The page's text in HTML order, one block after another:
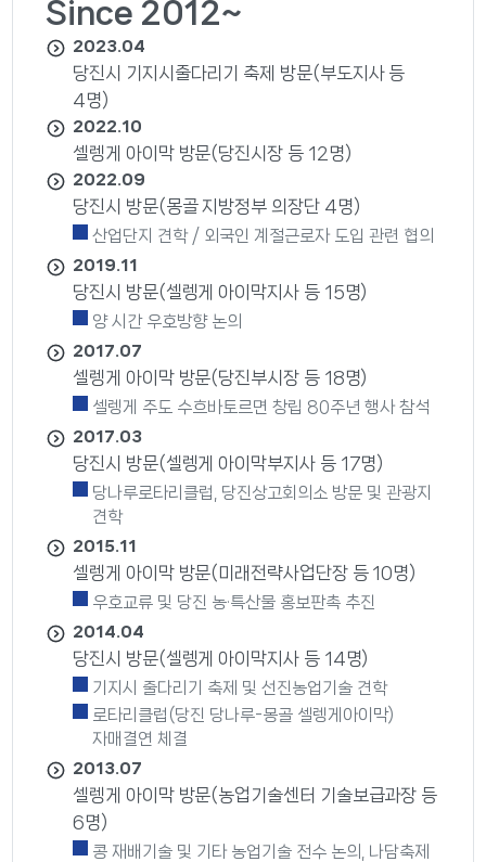
Since 2012~
2023.04
당진시 기지시줄다리기 축제 방문(부도지사 등
4명)
2022.10
셀렝게 아이막 방문(당진시장 등 12명)
2022.09
당진시 방문(몽골 지방정부 의장단 4명)
산업단지 견학 / 외국인 계절근로자 도입 관련 협의
2019.11
당진시 방문(셀렝게 아이막지사 등 15명)
양 시간 우호방향 논의
2017.07
셀렝게 아이막 방문(당진부시장 등 18명)
셀렝게 주도 수흐바토르면 창립 80주년 행사 참석
2017.03
당진시 방문(셀렝게 아이막부지사 등 17명)
당나루로타리클럽, 당진상고회의소 방문 및 관광지
견학
2015.11
셀렝게 아이막 방문(미래전략사업단장 등 10명)
우호교류 및 당진 농·특산물 홍보판촉 추진
2014.04
당진시 방문(셀렝게 아이막지사 등 14명)
기지시 줄다리기 축제 및 선진농업기술 견학
로타리클럽(당진 당나루-몽골 셀렝게아이막)
자매결연 체결
2013.07
셀렝게 아이막 방문(농업기술센터 기술보급과장 등
6명)
콩 재배기술 및 기타 농업기술 전수 논의, 나담축제